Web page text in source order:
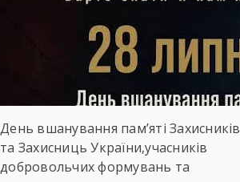
День вшанування пам’яті Захисників
та Захисниць України,учасників
добровольчих формувань та